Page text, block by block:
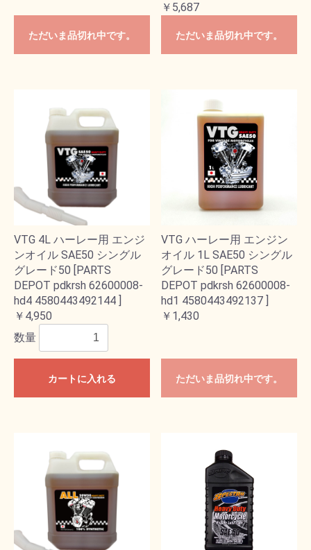
ただいま品切れ中です。
￥5,687
ただいま品切れ中です。
VTG 4L ハーレー用 エンジ
ンオイル SAE50 シングル
グレード50 [PARTS
DEPOT pdkrsh 62600008-
hd4 4580443492144 ]
￥4,950
数量
カートに入れる
VTG ハーレー用 エンジン
オイル 1L SAE50 シングル
グレード50 [PARTS
DEPOT pdkrsh 62600008-
hd1 4580443492137 ]
￥1,430
ただいま品切れ中です。